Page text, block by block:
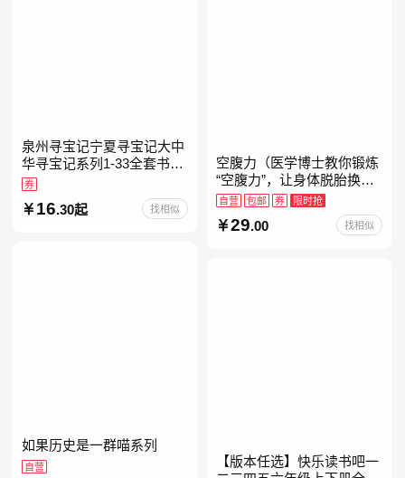
泉州寻宝记宁夏寻宝记大中
华寻宝记系列1-33全套书32
册【含新书宁夏寻宝记】当
当自营正版6-12岁新疆海南
广东福建河北黑
券
16.30起 找相似
空腹力（医学博士教你锻炼
“空腹力”，让身体脱胎换
骨！）
自营 包邮 券 限时抢
29.00 找相似
如果历史是一群喵系列
自营
【版本任选】快乐读书吧一